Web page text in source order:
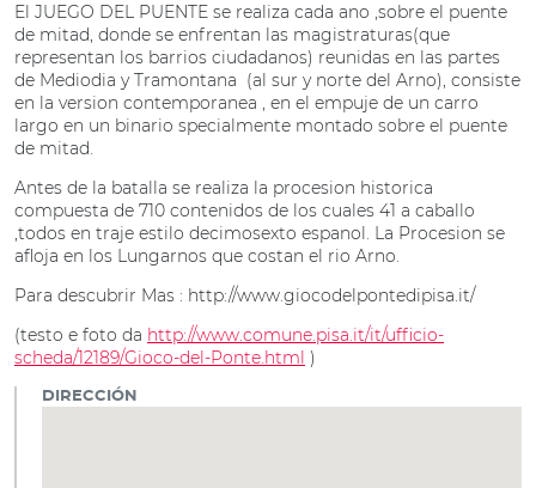
El JUEGO DEL PUENTE se realiza cada ano ,sobre el puente
de mitad, donde se enfrentan las magistraturas(que
representan los barrios ciudadanos) reunidas en las partes
de Mediodia y Tramontana (al sur y norte del Arno), consiste
en la version contemporanea , en el empuje de un carro
largo en un binario specialmente montado sobre el puente
de mitad.
Antes de la batalla se realiza la procesion historica
compuesta de 710 contenidos de los cuales 41 a caballo
,todos en traje estilo decimosexto espanol. La Procesion se
afloja en los Lungarnos que costan el rio Arno.
Para descubrir Mas : http://www.giocodelpontedipisa.it/
(testo e foto da http://www.comune.pisa.it/it/ufficio-
scheda/12189/Gioco-del-Ponte.html )
DIRECCIÓN